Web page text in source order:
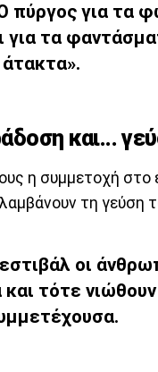
πύργος για τα
για τα
άτακτα».
και...
η συμμετοχή
τη
οι
τότε